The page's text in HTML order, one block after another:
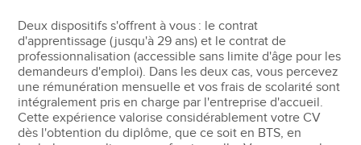
Deux dispositifs s'offrent à vous : le contrat
d'apprentissage (jusqu'à 29 ans) et le contrat de
professionnalisation (accessible sans limite d'âge pour les
demandeurs d'emploi). Dans les deux cas, vous percevez
une rémunération mensuelle et vos frais de scolarité sont
intégralement pris en charge par l'entreprise d'accueil.
Cette expérience valorise considérablement votre CV
dès l'obtention du diplôme, que ce soit en BTS, en